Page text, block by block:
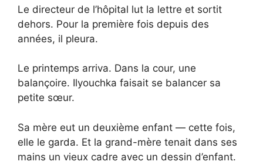
Le directeur de l’hôpital lut la lettre et sortit
dehors. Pour la première fois depuis des
années, il pleura.
Le printemps arriva. Dans la cour, une
balançoire. Ilyouchka faisait se balancer sa
petite sœur.
Sa mère eut un deuxième enfant — cette fois,
elle le garda. Et la grand-mère tenait dans ses
mains un vieux cadre avec un dessin d’enfant.